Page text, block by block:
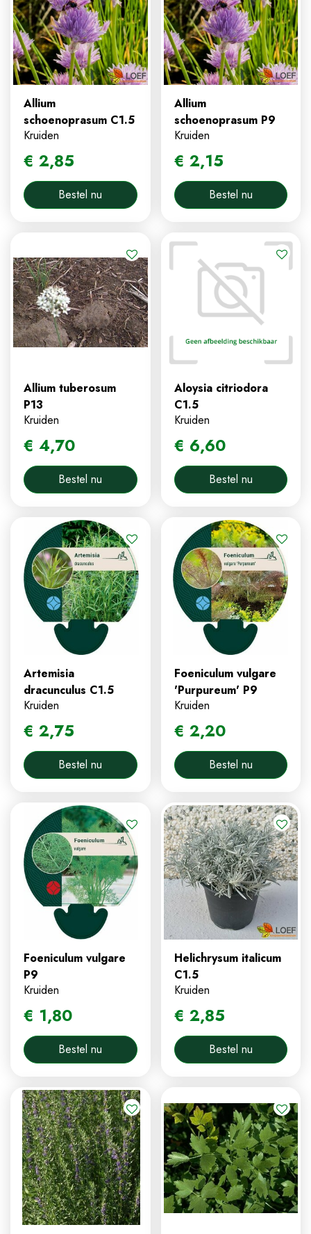
Allium
schoenoprasum C1.5
Kruiden
€ 2,85
Bestel nu
Allium
schoenoprasum P9
Kruiden
€ 2,15
Bestel nu
Allium tuberosum
P13
Kruiden
€ 4,70
Bestel nu
Aloysia citriodora
C1.5
Kruiden
€ 6,60
Bestel nu
Artemisia
dracunculus C1.5
Kruiden
€ 2,75
Bestel nu
Foeniculum vulgare
'Purpureum' P9
Kruiden
€ 2,20
Bestel nu
Foeniculum vulgare
P9
Kruiden
€ 1,80
Bestel nu
Helichrysum italicum
C1.5
Kruiden
€ 2,85
Bestel nu